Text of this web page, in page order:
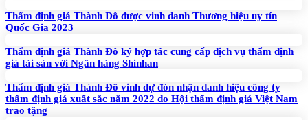
Thẩm định giá Thành Đô được vinh danh Thương hiệu uy tín
Quốc Gia 2023
Thẩm định giá Thành Đô ký hợp tác cung cấp dịch vụ thẩm định
giá tài sản với Ngân hàng Shinhan
Thẩm định giá Thành Đô vinh dự đón nhận danh hiệu công ty
thẩm định giá xuất sắc năm 2022 do Hội thẩm định giá Việt Nam
trao tặng